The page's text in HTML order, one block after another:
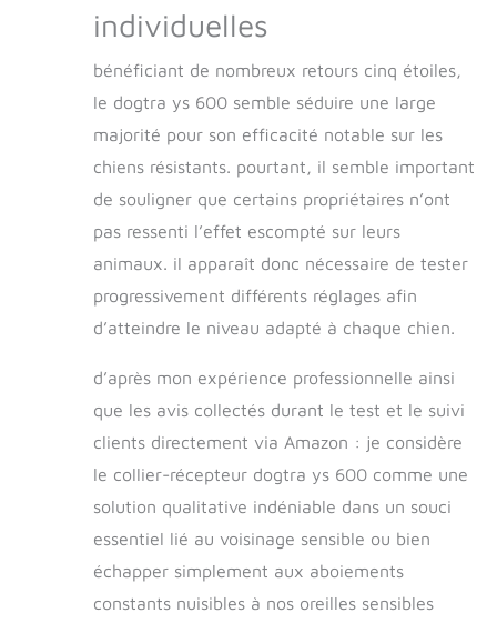
individuelles
bénéficiant de nombreux retours cinq étoiles,
le dogtra ys 600 semble séduire une large
majorité pour son efficacité notable sur les
chiens résistants. pourtant, il semble important
de souligner que certains propriétaires n’ont
pas ressenti l’effet escompté sur leurs
animaux. il apparaît donc nécessaire de tester
progressivement différents réglages afin
d’atteindre le niveau adapté à chaque chien.
d’après mon expérience professionnelle ainsi
que les avis collectés durant le test et le suivi
clients directement via Amazon : je considère
le collier-récepteur dogtra ys 600 comme une
solution qualitative indéniable dans un souci
essentiel lié au voisinage sensible ou bien
échapper simplement aux aboiements
constants nuisibles à nos oreilles sensibles